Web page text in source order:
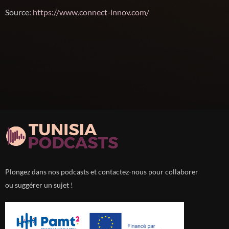
Source: https://www.connect-innov.com/
Plongez dans nos podcasts et contactez-nous pour collaborer
ou suggérer un sujet !